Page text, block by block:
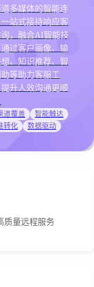
多媒体的智能连
站式接待响应客
询，融合AI智能技
过客户画像、输
想、知识推荐、智
等助力客服工
升人效沟通更顺
道覆盖
智能触达
转化
数据驱动
质量远程服务